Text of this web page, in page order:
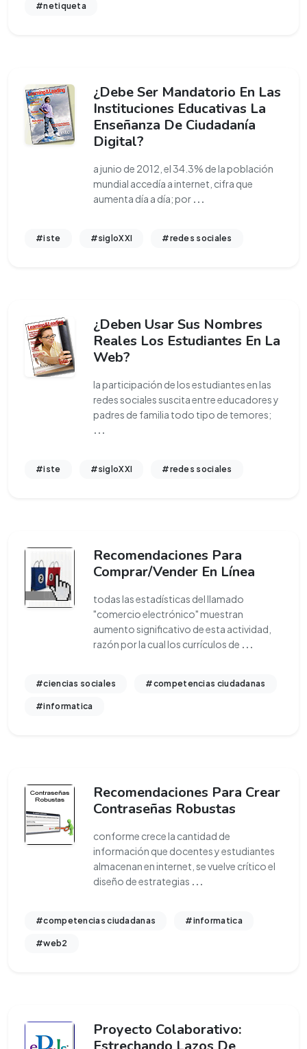
#netiqueta
¿Debe Ser Mandatorio En Las
Instituciones Educativas La
Enseñanza De Ciudadanía
Digital?
a junio de 2012, el 34.3% de la población
mundial accedía a internet, cifra que
aumenta día a día; por ...
#iste #sigloXXI #redes sociales
¿Deben Usar Sus Nombres
Reales Los Estudiantes En La
Web?
la participación de los estudiantes en las
redes sociales suscita entre educadores y
padres de familia todo tipo de temores;
...
#iste #sigloXXI #redes sociales
Recomendaciones Para
Comprar/Vender En Línea
todas las estadísticas del llamado
"comercio electrónico" muestran
aumento significativo de esta actividad,
razón por la cual los currículos de ...
#ciencias sociales #competencias ciudadanas
#informatica
Recomendaciones Para Crear
Contraseñas Robustas
conforme crece la cantidad de
información que docentes y estudiantes
almacenan en internet, se vuelve crítico el
diseño de estrategias ...
#competencias ciudadanas #informatica
#web2
Proyecto Colaborativo: